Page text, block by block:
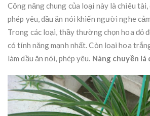
Công năng chung của loại này là chiêu tài,
phép yêu, dầu ăn nói khiến người nghe
Trong các loại, thầy thường chọn hoa đỏ
có tính năng mạnh nhất. Còn loại hoa
làm dầu ăn nói, phép yêu. Nàng chuyền lá